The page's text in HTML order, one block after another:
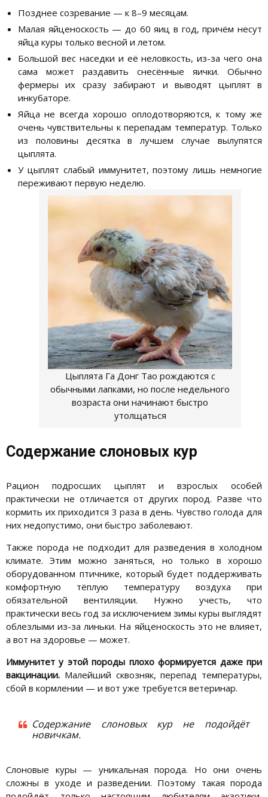
Позднее созревание — к 8–9 месяцам.
Малая яйценоскость — до 60 яиц в год, причём несут
яйца куры только весной и летом.
Большой вес наседки и её неловкость, из-за чего она
сама может раздавить снесённые яички. Обычно
фермеры их сразу забирают и выводят цыплят в
инкубаторе.
Яйца не всегда хорошо оплодотворяются, к тому же
очень чувствительны к перепадам температур. Только
из половины десятка в лучшем случае вылупятся
цыплята.
У цыплят слабый иммунитет, поэтому лишь немногие
переживают первую неделю.
Цыплята Га Донг Тао рождаются с
обычными лапками, но после недельного
возраста они начинают быстро
утолщаться
Содержание слоновых кур
Рацион подросших цыплят и взрослых особей
практически не отличается от других пород. Разве что
кормить их приходится 3 раза в день. Чувство голода для
них недопустимо, они быстро заболевают.
Также порода не подходит для разведения в холодном
климате. Этим можно заняться, но только в хорошо
оборудованном птичнике, который будет поддерживать
комфортную тёплую температуру воздуха при
обязательной вентиляции. Нужно учесть, что
практически весь год за исключением зимы куры выглядят
облезлыми из-за линьки. На яйценоскость это не влияет,
а вот на здоровье — может.
Иммунитет у этой породы плохо формируется даже при
вакцинации. Малейший сквозняк, перепад температуры,
сбой в кормлении — и вот уже требуется ветеринар.
Содержание слоновых кур не подойдёт
новичкам.
Слоновые куры — уникальная порода. Но они очень
сложны в уходе и разведении. Поэтому такая порода